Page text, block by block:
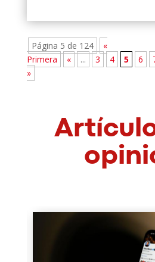
Página 5 de 124
«
Primera
« ... 3 4 5 6
»